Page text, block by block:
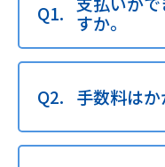
すか。
手数料はか